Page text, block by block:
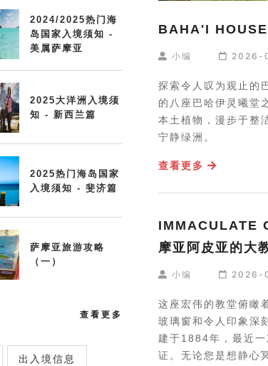
2024/2025热门海
岛国家入境须知 -
美属萨摩亚
2025大洋洲入境须
知 - 新西兰篇
2025热门海岛国家
入境须知 - 斐济篇
萨摩亚旅游攻略
（一）
查看更多
出入境信息
BAHA'I
小编 2026-
探索令人叹为观止的
的八座巴哈伊灵曦堂
本土植物，漫步于整
宁静绿洲。
查看更多
IMMACULATE
摩亚阿皮亚的大
小编 2026-
这座宏伟的教堂俯瞰
玻璃窗和令人印象深
建于1884年，最近
证。无论您是想静心